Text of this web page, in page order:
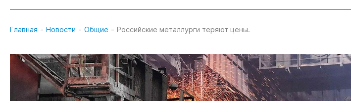
Швеллер гнутый
Швеллер горячекатанный
Главная - Новости - Общие - Российские металлурги теряют цены.